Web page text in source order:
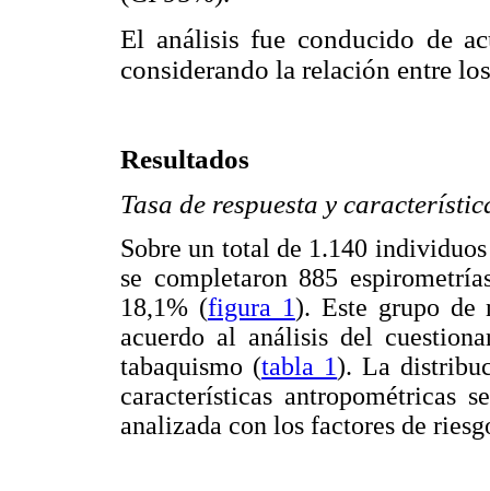
El análisis fue conducido de
considerando la relación entre
Resultados
Tasa de respuesta y
Sobre un total de 1.140
se completaron 885
18,1% (figura 1). Este grupo de
acuerdo al análisis del
tabaquismo (tabla 1). La
características antropométricas
analizada con los factores de